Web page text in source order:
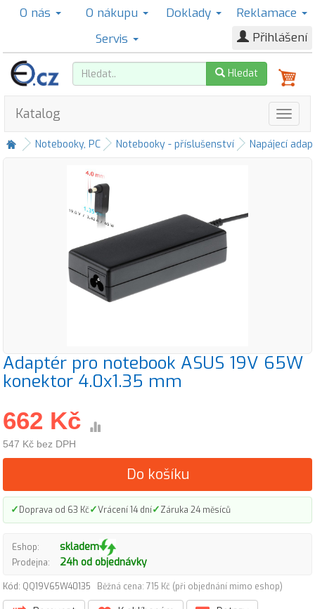
O nás O nákupu Doklady
Reklamace
Servis
Přihlášení
Hledat
Katalog
Notebooky, PC Notebooky - příslušenství Napájecí
Adaptér pro notebook ASUS 19V 65W
konektor 4.0x1.35 mm
662 Kč
547 Kč bez DPH
Do košíku
✓Doprava od 63 Kč✓Vrácení 14 dní✓Záruka 24 měsíců
Eshop: skladem
Prodejna: 24h od objednávky
Kód: QQ19V65W40135 Běžná cena: 715 Kč (při objednání mimo eshop)